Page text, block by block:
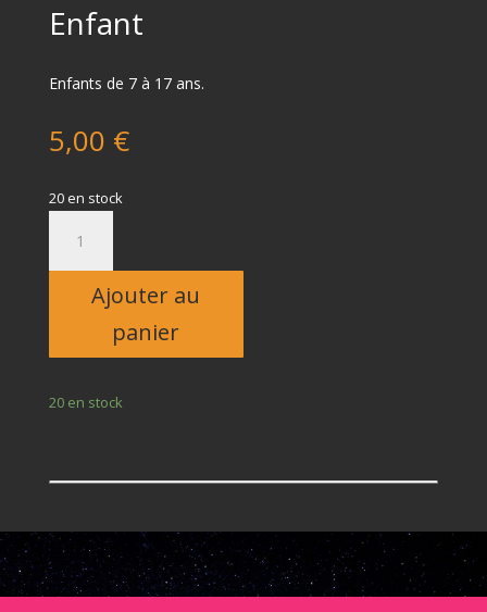
Enfant
Enfants de 7 à 17 ans.
5,00 €
20 en stock
Enfant
Ajouter au
panier
20 en stock